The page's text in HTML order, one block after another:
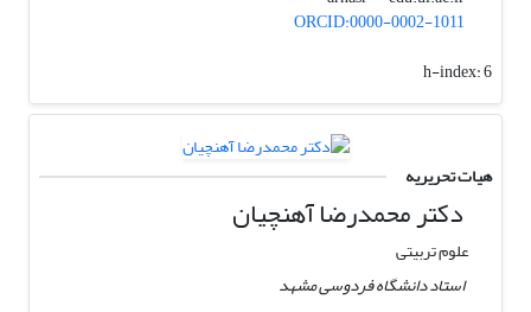
ORCID:0000-0002-1011
h-index:6
هیات تحریریه
دکتر محمدرضا آهنچیان
علوم تربیتی
استاد دانشگاه فردوسی مشهد